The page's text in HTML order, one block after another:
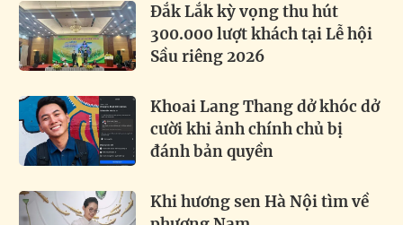
Đắk Lắk kỳ vọng thu hút
300.000 lượt khách tại Lễ hội
Sầu riêng 2026
Khoai Lang Thang dở khóc dở
cười khi ảnh chính chủ bị
đánh bản quyền
Khi hương sen Hà Nội tìm về